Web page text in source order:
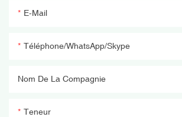
E-Mail
Téléphone/WhatsApp/Skype
Nom De La Compagnie
Teneur